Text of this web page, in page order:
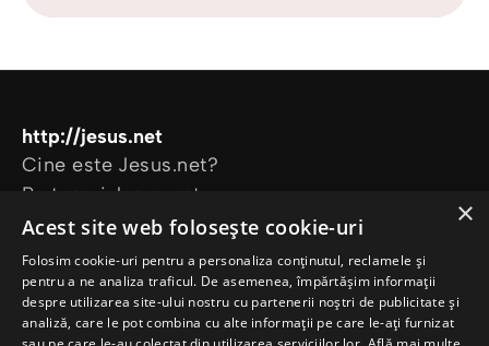
http://jesus.net
Cine este Jesus.net?
Parteneri Jesus.net
Alătură-te comunității Jesus.net
Explorează
Articole
Video
Proiectele noastre
×
Acest site web folosește cookie-uri
Folosim cookie-uri pentru a personaliza conținutul, reclamele și
pentru a ne analiza traficul. De asemenea, împărtășim informații
despre utilizarea site-ului nostru cu partenerii noștri de publicitate și
analiză, care le pot combina cu alte informații pe care le-ați furnizat